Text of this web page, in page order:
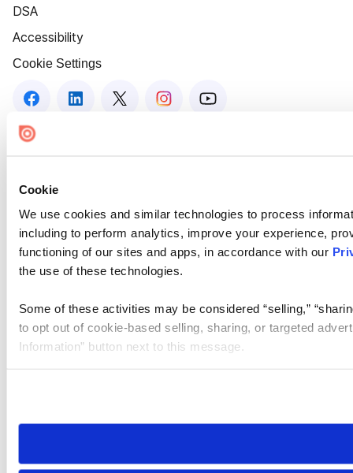
Cookie
We use cookies and similar technologies to process
including to perform analytics, improve your experience,
functioning of our sites and apps, in accordance with our
the use of these technologies.
Some of these activities may be considered “selling,”
to opt out of cookie-based selling, sharing, or targeted
Information” button next to this message.
need to be set again.
DSA
Accessibility
Cookie Settings